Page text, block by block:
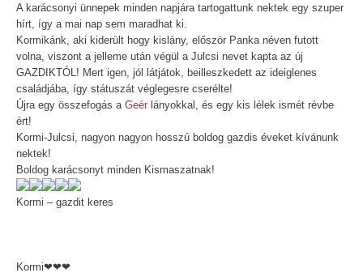
A karácsonyi ünnepek minden napjára tartogattunk nektek egy szuper
hírt, így a mai nap sem maradhat ki.
Kormikánk, aki kiderült hogy kislány, először Panka néven futott
volna, viszont a jelleme után végül a Julcsi nevet kapta az új
GAZDIKTÓL! Mert igen, jól látjátok, beilleszkedett az ideiglenes
családjába, így státuszát véglegesre cserélte!
Újra egy összefogás a Geér lányokkal, és egy kis lélek ismét révbe
ért!
Kormi-Julcsi, nagyon nagyon hosszú boldog gazdis éveket kívánunk
nektek!
Boldog karácsonyt minden Kismaszatnak!
Kormi – gazdit keres
Kormi❤❤❤